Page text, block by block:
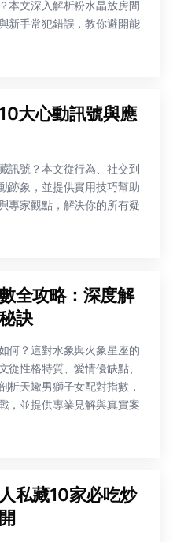
本文深入解析粉水晶放房間
新手常犯錯誤，教你避開能
大心動訊號與應
訊號？本文從行為、社交到
跡象，並提供實用技巧幫助
專家觀點，解決你的所有疑
全攻略：深度解
訣
何？這對水象與火象星座的
從性格特質、愛情優缺點、
析天蠍男獅子女配對指數，
，並提供專業見解與真實案
私藏10家必吃炒